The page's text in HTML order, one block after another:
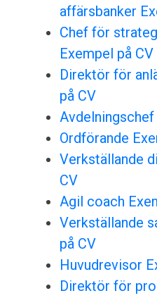
affärsbanker
Chef för
Exempel på CV
Direktör för
på CV
Ordförande
Verkställande
CV
Agil coach
Verkställande
på CV
Huvudrevisor
Direktör för